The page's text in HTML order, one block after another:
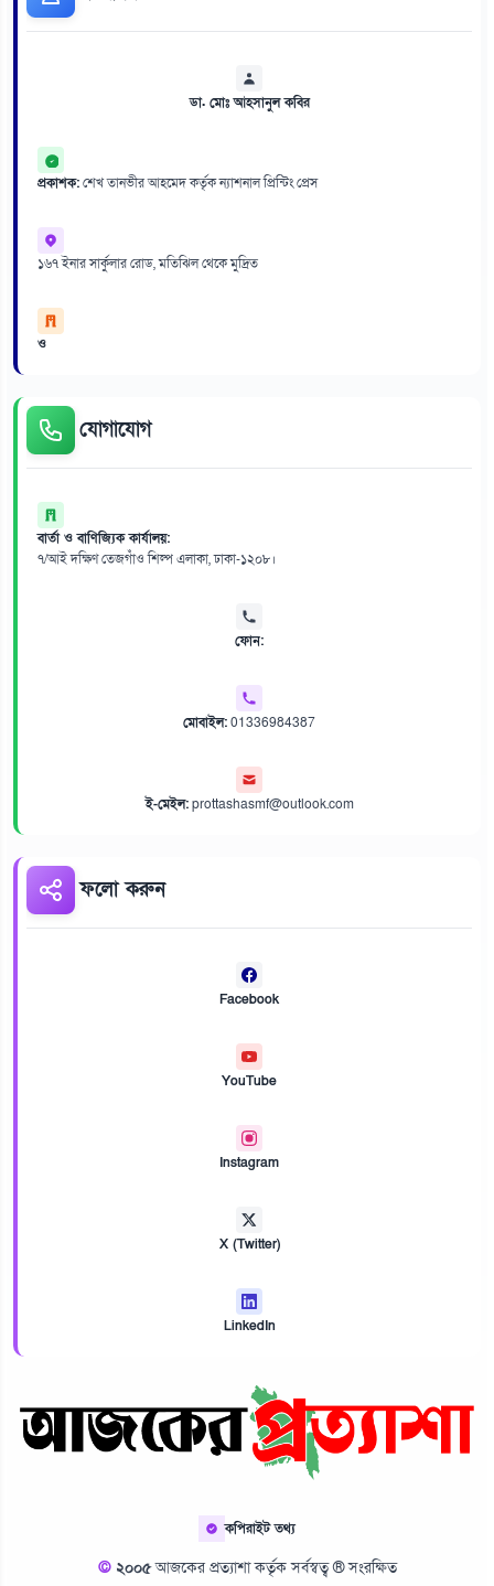
ডা. মোঃ আহসানুল কবির
প্রকাশক:শেখ তানভীর আহমেদ কর্তৃক ন্যাশনাল প্রিন্টিং প্রেস
১৬৭ ইনার সার্কুলার রোড, মতিঝিল থেকে মুদ্রিত
ও
যোগাযোগ
বার্তা ও বাণিজ্যিক কার্যালয়:
৭/আই দক্ষিণ তেজগাঁও শিল্প এলাকা, ঢাকা-১২০৮।
ফোন:
মোবাইল:01336984387
ই-মেইল:prottashasmf@outlook.com
ফলো করুন
Facebook
YouTube
Instagram
X (Twitter)
LinkedIn
কপিরাইট তথ্য
© ২০০৫আজকের প্রত্যাশা কর্তৃক সর্বস্বত্ব ® সংরক্ষিত